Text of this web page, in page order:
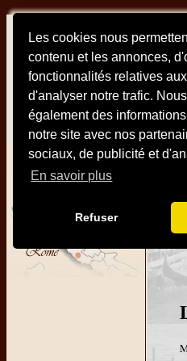
Les cookies nous
contenu et les annonces,
fonctionnalités relatives
d'analyser notre trafic.
également des
notre site avec nos
sociaux, de publicité et
En savoir plus
Refuser
Plan -